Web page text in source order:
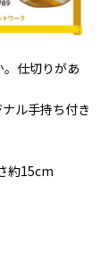
仕切りがあ
ル手持ち付き
約15cm